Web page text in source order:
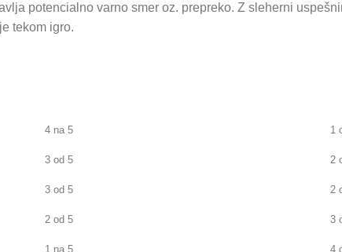
potencialno varno smer oz. prepreko. Z sleherni
tekom igro.
4 na 5 1
3 od 5 2
3 od 5 2
2 od 5 3
1 na 5 4